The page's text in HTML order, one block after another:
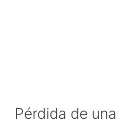
Pérdida de